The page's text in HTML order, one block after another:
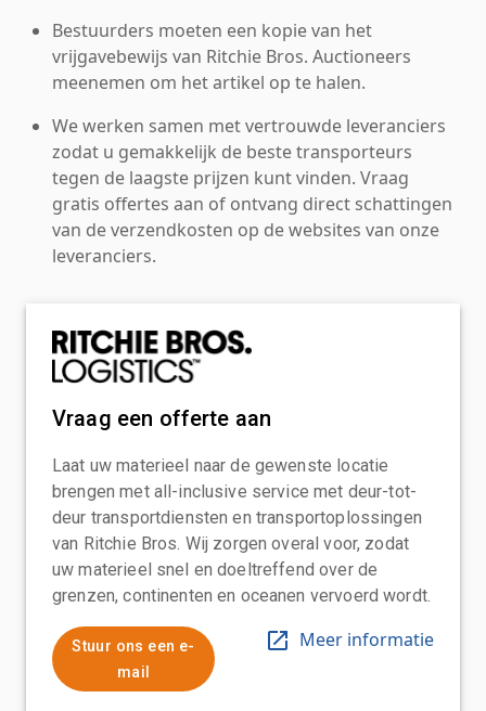
Bestuurders moeten een kopie van het
vrijgavebewijs van Ritchie Bros. Auctioneers
meenemen om het artikel op te halen.
We werken samen met vertrouwde leveranciers
zodat u gemakkelijk de beste transporteurs
tegen de laagste prijzen kunt vinden. Vraag
gratis offertes aan of ontvang direct schattingen
van de verzendkosten op de websites van onze
leveranciers.
Vraag een offerte aan
Laat uw materieel naar de gewenste locatie
brengen met all-inclusive service met deur-tot-
deur transportdiensten en transportoplossingen
van Ritchie Bros. Wij zorgen overal voor, zodat
uw materieel snel en doeltreffend over de
grenzen, continenten en oceanen vervoerd wordt.
Stuur ons een e-
mail
Meer informatie